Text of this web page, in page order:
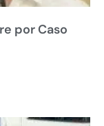
por Caso